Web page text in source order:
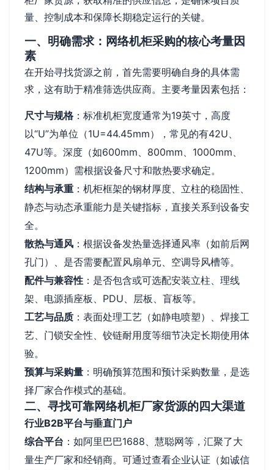
量、控制成本和保障长期稳定运行的关键。
一、明确需求：网络机柜采购的核心考量因
素
在开始寻找货源之前，首先需要明确自身的具体需
求，这有助于精准筛选供应商。主要考量因素包括：
尺寸与规格 ：标准机柜宽度通常为19英寸，高度
以“U”为单位（1U=44.45mm），常见的有42U、
47U等。深度（如600mm、800mm、1000mm、
1200mm）需根据设备尺寸和散热要求确定。
结构与承重 ：机柜框架的钢材厚度、立柱的稳固性、
静态与动态承重能力是关键指标，直接关系到设备安
全。
散热与通风 ：根据设备发热量选择通风率（如前后网
孔门）、是否需要配置风扇单元、空调导风槽等。
配件与兼容性 ：是否包含或可选配安装立柱、理线
架、电源插座板、PDU、层板、盲板等。
工艺与品质 ：表面处理工艺（如静电喷塑）、焊接工
艺、门锁安全性、铰链耐用度等细节决定长期使用体
验。
预算与采购量 ：明确预算范围和预计采购数量，是选
择厂家合作模式的基础。
二、寻找可靠网络机柜厂家货源的四大渠道
行业B2B平台与垂直门户
综合平台 ：如阿里巴巴1688、慧聪网等，汇聚了大
量生产厂家和经销商。可通过查看企业认证（如诚信